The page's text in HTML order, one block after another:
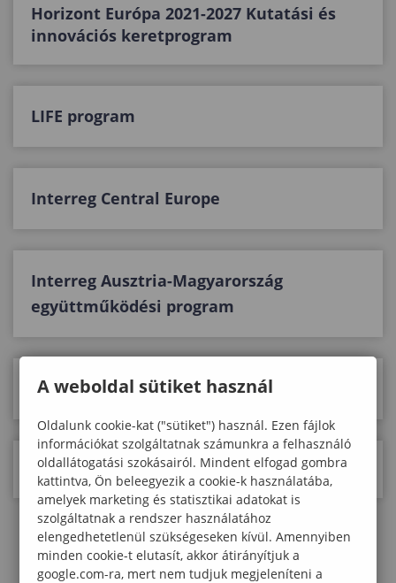
Horizont Európa 2021-2027 Kutatási és
innovációs keretprogram
LIFE program
Interreg Central Europe
Interreg Ausztria-Magyarország
együttműködési program
Interreg Magyarország–Szlovákia
European Research Council (ERC)
A weboldal sütiket használ
Oldalunk cookie-kat ("sütiket") használ. Ezen fájlok
információkat szolgáltatnak számunkra a felhasználó
oldallátogatási szokásairól. Mindent elfogad gombra
kattintva, Ön beleegyezik a cookie-k használatába,
amelyek marketing és statisztikai adatokat is
szolgáltatnak a rendszer használatához
elengedhetetlenül szükségeseken kívül. Amennyiben
minden cookie-t elutasít, akkor átirányítjuk a
google.com-ra, mert nem tudjuk megjeleníteni a